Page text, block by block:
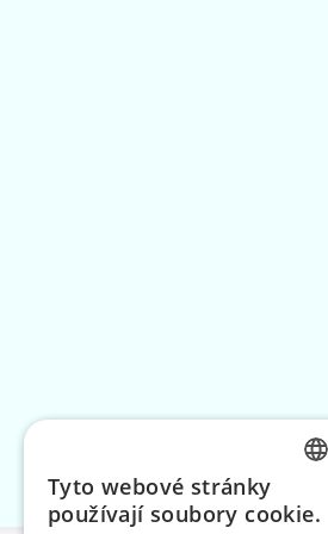
Tyto webové stránky
používají soubory cookie.